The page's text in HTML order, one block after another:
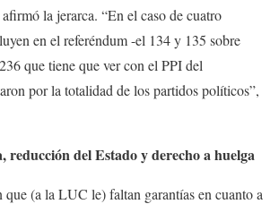
la jerarca. “En el caso de cuatro
en el referéndum -el 134 y 135 sobre
que tiene que ver con el PPI del
por la totalidad de los partidos políticos”,
reducción del Estado y derecho a huelga
que (a la LUC le) faltan garantías en cuanto a